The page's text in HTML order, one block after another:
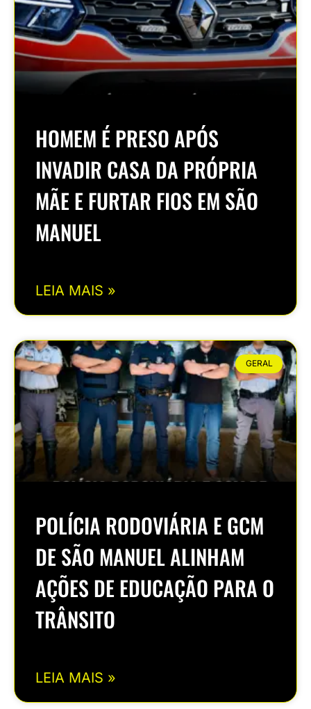
HOMEM É PRESO APÓS
INVADIR CASA DA PRÓPRIA
MÃE E FURTAR FIOS EM SÃO
MANUEL
LEIA MAIS »
GERAL
POLÍCIA RODOVIÁRIA E GCM
DE SÃO MANUEL ALINHAM
AÇÕES DE EDUCAÇÃO PARA O
TRÂNSITO
LEIA MAIS »